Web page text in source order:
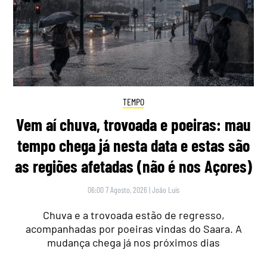
TEMPO
Vem aí chuva, trovoada e poeiras: mau
tempo chega já nesta data e estas são
as regiões afetadas (não é nos Açores)
06:00 7 Agosto, 2026 |João Luís
Chuva e a trovoada estão de regresso,
acompanhadas por poeiras vindas do Saara. A
mudança chega já nos próximos dias